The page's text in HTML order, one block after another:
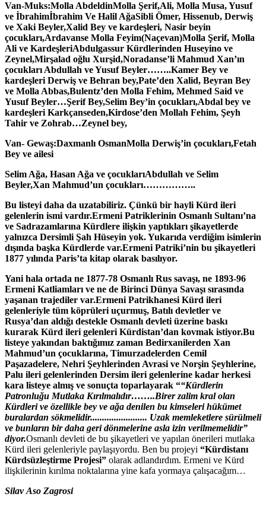
Van-Muks:Molla AbdeldinMolla Şerif,Ali, Molla Musa, Yusuf
ve İbrahimİbrahim Ve Halil AğaSibli Ömer, Hissenub, Derwiş
ve Xaki Beyler,Xalid Bey ve kardeşleri, Nasir beyin
çocukları,Ardavanse Molla Feyim(Naçevan)Molla Şerif, Molla
Ali ve KardeşleriAbdulgassur Kürdlerinden Huseyino ve
Zeynel,Mirşalad oğlu Xurşid,Noradanse’li Mahmud Xan’ın
çocukları Abdullah ve Yusuf Beyler……..Kamer Bey ve
kardeşleri Derwiş ve Behran bey,Pate’den Xalid, Beyran Bey
ve Molla Abbas,Bulentz’den Molla Fehim, Mehmed Said ve
Yusuf Beyler…Şerif Bey,Selim Bey’in çocukları,Abdal bey ve
kardeşleri Karkçanseden,Kirdose’den Mollah Fehim, Şeyh
Tahir ve Zohrab…Zeynel bey,
Van- Gewaş:Daxmanlı OsmanMolla Derwiş’in çocukları,Fetah
Bey ve ailesi
Selim Ağa, Hasan Ağa ve çocuklarıAbdullah ve Selim
Beyler,Xan Mahmud’un çocukları……………..
Bu listeyi daha da uzatabiliriz. Çünkü bir hayli Kürd ileri
gelenlerin ismi vardır.Ermeni Patriklerinin Osmanlı Sultanı’na
ve Sadrazamlarına Kürdlere ilişkin yaptıkları şikayetlerde
yalnızca Dersimli Şah Hüseyin yok. Yukarıda verdiğim isimlerin
dışında başka Kürdlerde var.Ermeni Patriki’nin bu şikayetleri
1877 yılında Paris’ta kitap olarak basılıyor.
Yani hala ortada ne 1877-78 Osmanlı Rus savaşı, ne 1893-96
Ermeni Katliamları ve ne de Birinci Dünya Savaşı sırasında
yaşanan trajediler var.Ermeni Patrikhanesi Kürd ileri
gelenleriyle tüm köprüleri uçurmuş, Batılı devletler ve
Rusya’dan aldığı destekle Osmanlı devleti üzerine baskı
kurarak Kürd ileri gelenleri Kürdistan’dan kovmak istiyor.Bu
listeye yakından baktığımız zaman Bedirxanilerden Xan
Mahmud’un çocuklarına, Timurzadelerden Cemil
Paşazadelere, Nehri Şeyhlerinden Avrasi ve Norşin Şeyhlerine,
Palu ileri gelenlerinden Dersim ileri gelenlerine kadar herkesi
kara listeye almış ve sonuçta toparlayarak ““Kürdlerin
Patronluğu Mutlaka Kırılmalıdır……..Birer zalim kral olan
Kürdleri ve özellikle bey ve ağa denilen bu kimseleri hükümet
buralardan sökmelidir........................ Uzak memleketlere sürülmeli
ve bunların bir daha geri dönmelerine asla izin verilmemelidir”
diyor.Osmanlı devleti de bu şikayetleri ve yapılan önerileri mutlaka
Kürd ileri gelenleriyle paylaşıyordu. Ben bu projeyi “Kürdistanı
Kürdsüzleştirme Projesi” olarak adlandırdım. Ermeni ve Kürd
ilişkilerinin kırılma noktalarına yine kafa yormaya çalışacağım…
SilavAso Zagrosi